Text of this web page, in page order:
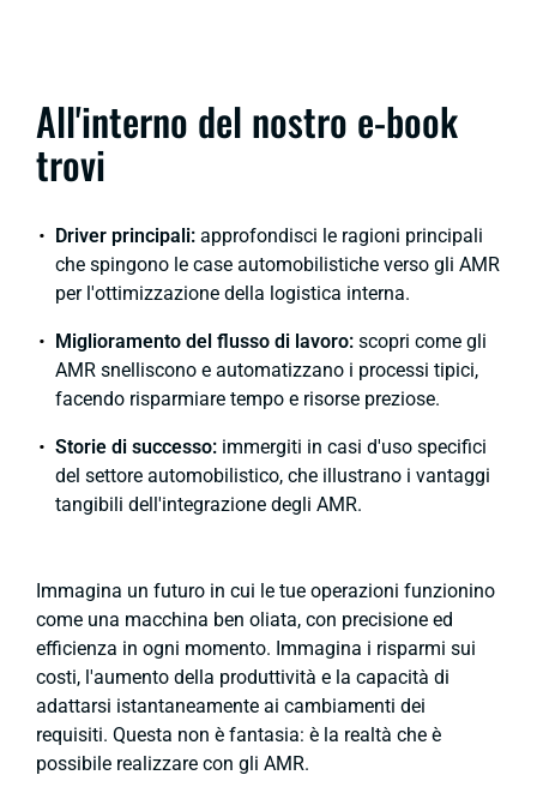
All'interno del nostro e-book
trovi
Driver principali: approfondisci le ragioni principali
che spingono le case automobilistiche verso gli AMR
per l'ottimizzazione della logistica interna.
Miglioramento del flusso di lavoro: scopri come gli
AMR snelliscono e automatizzano i processi tipici,
facendo risparmiare tempo e risorse preziose.
Storie di successo: immergiti in casi d'uso specifici
del settore automobilistico, che illustrano i vantaggi
tangibili dell'integrazione degli AMR.
Immagina un futuro in cui le tue operazioni funzionino
come una macchina ben oliata, con precisione ed
efficienza in ogni momento. Immagina i risparmi sui
costi, l'aumento della produttività e la capacità di
adattarsi istantaneamente ai cambiamenti dei
requisiti. Questa non è fantasia: è la realtà che è
possibile realizzare con gli AMR.